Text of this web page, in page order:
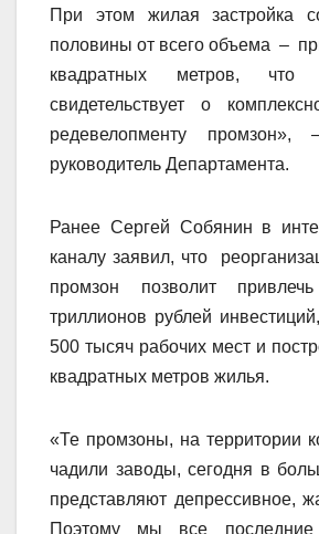
При этом жилая застройка
половины от всего объема –
квадратных метров,
свидетельствует о
редевелопменту промзон»,
руководитель Департамента.
Ранее Сергей Собянин в
каналу заявил, что
промзон позволит
триллионов рублей
500 тысяч рабочих мест и
квадратных метров жилья.
«Те промзоны, на территории
чадили заводы, сегодня в
представляют депрессивное,
Поэтому мы все